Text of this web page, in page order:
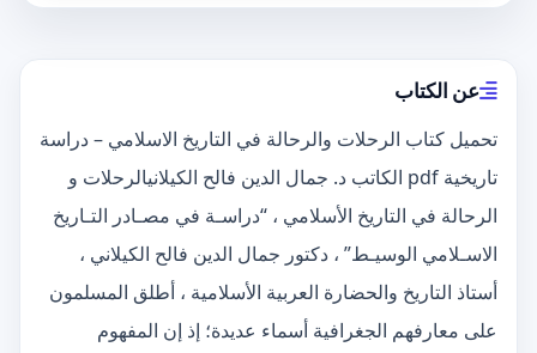
عن الكتاب
تحميل كتاب الرحلات والرحالة في التاريخ الاسلامي – دراسة
تاريخية pdf الكاتب د. جمال الدين فالح الكيلانيالرحلات و
الرحالة في التاريخ الأسلامي ، “دراسـة في مصـادر التـاريخ
الاسـلامي الوسيـط” ، دكتور جمال الدين فالح الكيلاني ،
أستاذ التاريخ والحضارة العربية الأسلامية ، أطلق المسلمون
على معارفهم الجغرافية أسماء عديدة؛ إذ إن المفهوم